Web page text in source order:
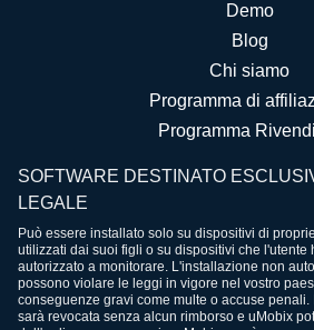
Demo
Blog
Chi siamo
Programma di
Programma
SOFTWARE DESTINATO
LEGALE
Può essere installato solo su dispositivi di
utilizzati dai suoi figli o su dispositivi che l'utente
autorizzato a monitorare. L'installazione non
possono violare le leggi in vigore nel vostro
conseguenze gravi come multe o accuse
sarà revocata senza alcun rimborso e uMobix